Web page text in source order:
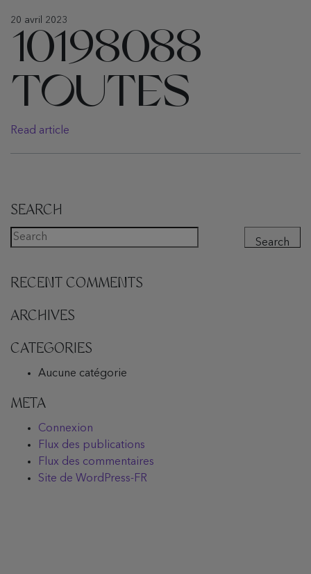
20 avril 2023
10198088
TOUTES
Read article
SEARCH
Search
RECENT COMMENTS
ARCHIVES
CATEGORIES
Aucune catégorie
META
Connexion
Flux des publications
Flux des commentaires
Site de WordPress-FR